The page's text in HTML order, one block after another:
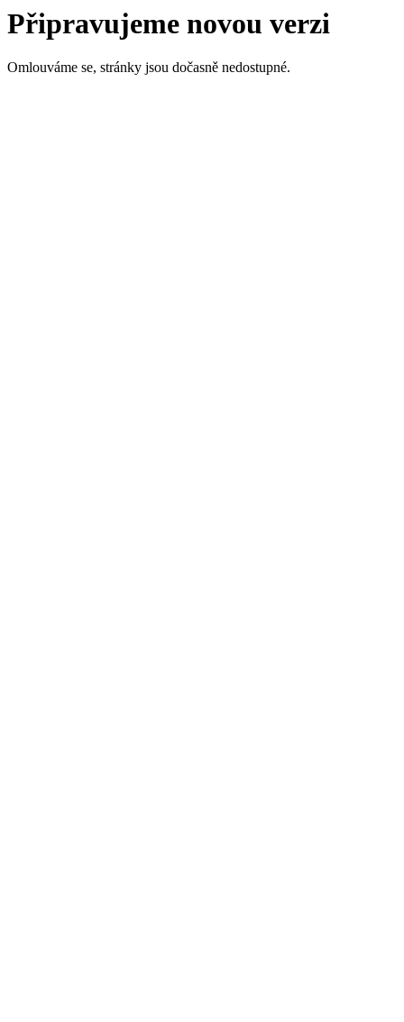
Připravujeme novou verzi
Omlouváme se, stránky jsou dočasně nedostupné.